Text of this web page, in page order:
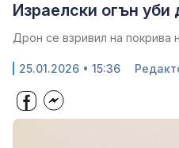
Израелски огън уби
Дрон се взривил на покрива
25.01.2026 • 15:36